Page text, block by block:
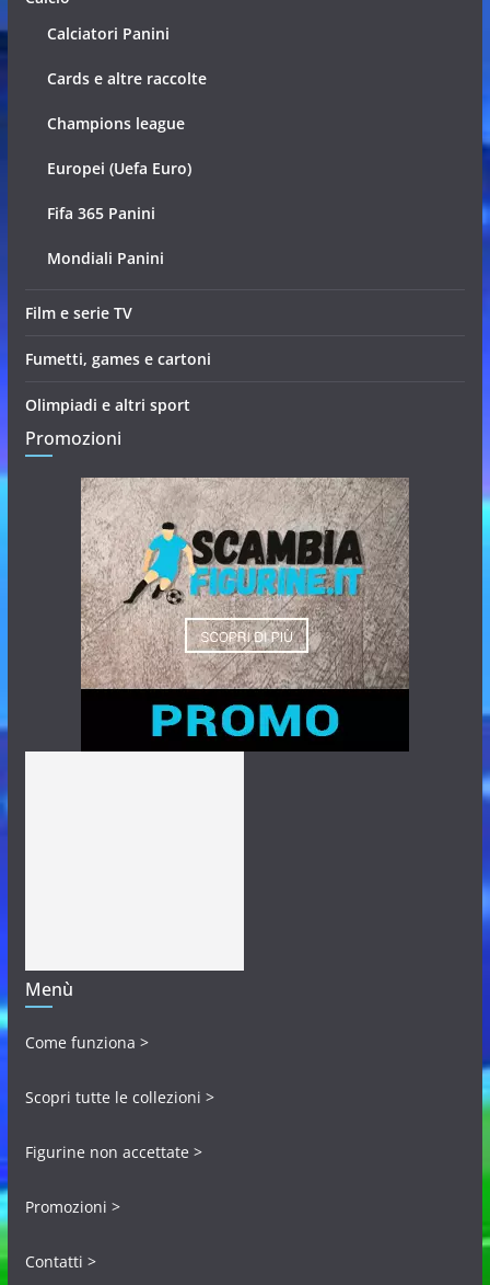
Calciatori Panini
Cards e altre raccolte
Champions league
Europei (Uefa Euro)
Fifa 365 Panini
Mondiali Panini
Film e serie TV
Fumetti, games e cartoni
Olimpiadi e altri sport
Promozioni
Menù
Come funziona >
Scopri tutte le collezioni >
Figurine non accettate >
Promozioni >
Contatti >